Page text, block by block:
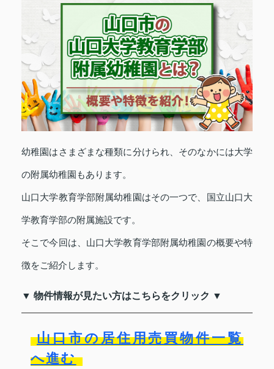
幼稚園はさまざまな種類に分けられ、そのなかには大学
の附属幼稚園もあります。
山口大学教育学部附属幼稚園はその一つで、国立山口大
学教育学部の附属施設です。
そこで今回は、山口大学教育学部附属幼稚園の概要や特
徴をご紹介します。
▼ 物件情報が見たい方はこちらをクリック ▼
山口市の居住用売買物件一覧
へ進む